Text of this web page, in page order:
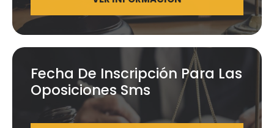
Fecha De Inscripción Para Las
Oposiciones Sms